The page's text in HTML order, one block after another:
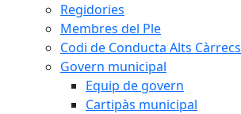
Regidories
Membres del Ple
Codi de Conducta Alts Càrrecs
Govern municipal
Equip de govern
Cartipàs municipal